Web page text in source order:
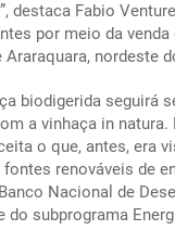
destaca Fabio
por meio da
nordeste
biodigerida
a vinhaça in natura.
o que, antes, era
renováveis de
Nacional de
do subprograma